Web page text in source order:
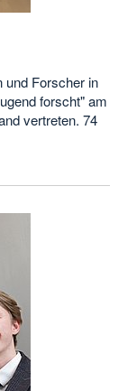
und Forscher in
forscht" am
vertreten. 74